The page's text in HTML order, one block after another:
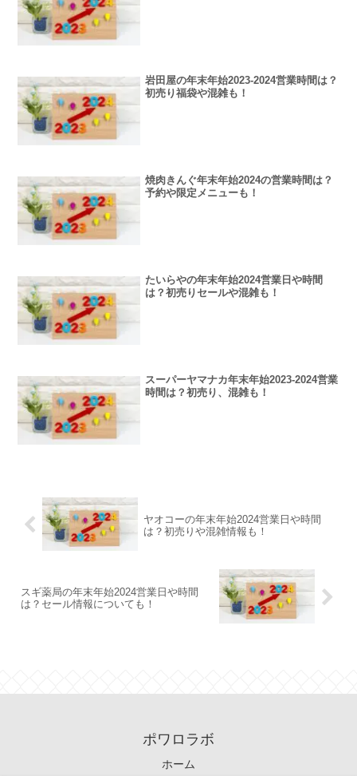
岩田屋の年末年始2023-2024営業時間は？
初売り福袋や混雑も！
焼肉きんぐ年末年始2024の営業時間は？
予約や限定メニューも！
たいらやの年末年始2024営業日や時間
は？初売りセールや混雑も！
スーパーヤマナカ年末年始2023-2024営業
時間は？初売り、混雑も！
ヤオコーの年末年始2024営業日や時間
は？初売りや混雑情報も！
スギ薬局の年末年始2024営業日や時間
は？セール情報についても！
ポワロラボ
ホーム